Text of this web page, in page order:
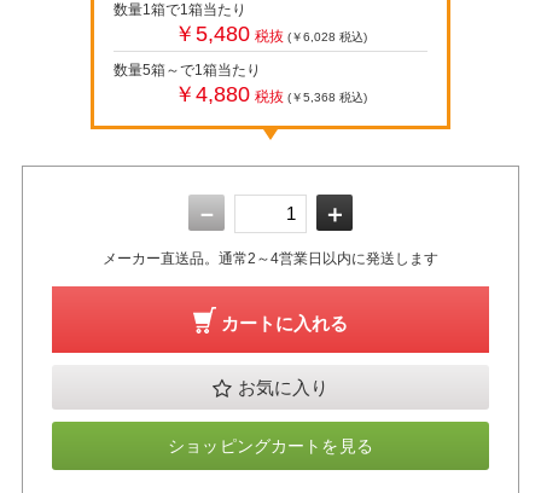
数量1箱で1箱当たり
￥5,480 税抜 (￥6,028 税込)
数量5箱～で1箱当たり
￥4,880 税抜 (￥5,368 税込)
－ ＋
メーカー直送品。通常2～4営業日以内に発送します
カートに入れる
お気に入り
ショッピングカートを見る